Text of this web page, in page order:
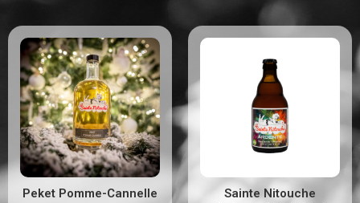
Peket Pomme-Cannelle
Sainte Nitouche